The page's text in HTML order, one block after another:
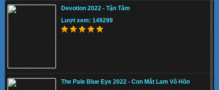
Devotion 2022 - Tận Tâm
Lượt xem: 149299
The Pale Blue Eye 2022 - Con Mắt Lam Vô Hồn